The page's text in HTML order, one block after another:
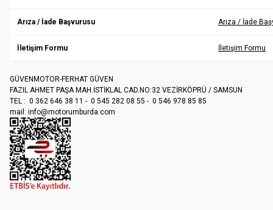
Arıza / İade Başvurusu Arıza / İade
İletişim Formu İletişim Formu
GÜVENMOTOR-FERHAT GÜVEN
FAZIL AHMET PAŞA MAH.İSTİKLAL CAD.NO:32 VEZİRKÖPRÜ / SAMSUN
TEL : 0 362 646 38 11 - 0 545 282 08 55 - 0 546 978 85 85
mail: info@motorumburda.com